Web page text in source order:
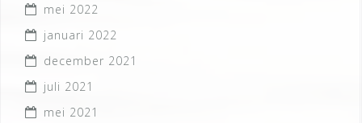
mei 2022
januari 2022
december 2021
juli 2021
mei 2021